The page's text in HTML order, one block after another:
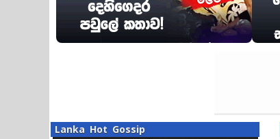
Lanka Hot Gossip